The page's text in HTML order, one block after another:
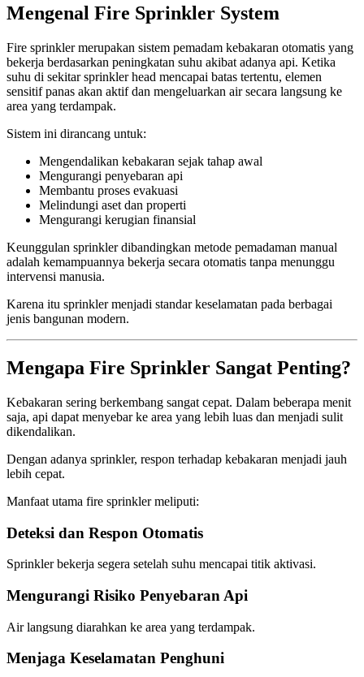
Mengenal Fire Sprinkler System
Fire sprinkler merupakan sistem pemadam kebakaran otomatis yang
bekerja berdasarkan peningkatan suhu akibat adanya api. Ketika
suhu di sekitar sprinkler head mencapai batas tertentu, elemen
sensitif panas akan aktif dan mengeluarkan air secara langsung ke
area yang terdampak.
Sistem ini dirancang untuk:
Mengendalikan kebakaran sejak tahap awal
Mengurangi penyebaran api
Membantu proses evakuasi
Melindungi aset dan properti
Mengurangi kerugian finansial
Keunggulan sprinkler dibandingkan metode pemadaman manual
adalah kemampuannya bekerja secara otomatis tanpa menunggu
intervensi manusia.
Karena itu sprinkler menjadi standar keselamatan pada berbagai
jenis bangunan modern.
Mengapa Fire Sprinkler Sangat Penting?
Kebakaran sering berkembang sangat cepat. Dalam beberapa menit
saja, api dapat menyebar ke area yang lebih luas dan menjadi sulit
dikendalikan.
Dengan adanya sprinkler, respon terhadap kebakaran menjadi jauh
lebih cepat.
Manfaat utama fire sprinkler meliputi:
Deteksi dan Respon Otomatis
Sprinkler bekerja segera setelah suhu mencapai titik aktivasi.
Mengurangi Risiko Penyebaran Api
Air langsung diarahkan ke area yang terdampak.
Menjaga Keselamatan Penghuni